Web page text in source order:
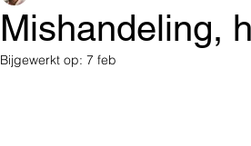
Mishandeling,
Bijgewerkt op: 7 feb